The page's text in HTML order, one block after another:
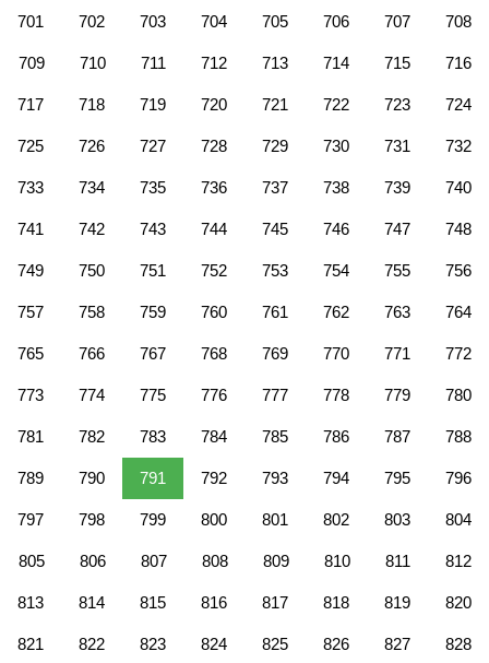
701 702 703 704 705 706 707 708
709 710 711 712 713 714 715 716
717 718 719 720 721 722 723 724
725 726 727 728 729 730 731 732
733 734 735 736 737 738 739 740
741 742 743 744 745 746 747 748
749 750 751 752 753 754 755 756
757 758 759 760 761 762 763 764
765 766 767 768 769 770 771 772
773 774 775 776 777 778 779 780
781 782 783 784 785 786 787 788
789 790 791 792 793 794 795 796
797 798 799 800 801 802 803 804
805 806 807 808 809 810 811 812
813 814 815 816 817 818 819 820
821 822 823 824 825 826 827 828